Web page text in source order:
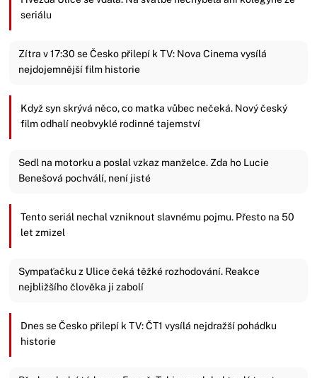
seriálu
Zítra v 17:30 se Česko přilepí k TV: Nova Cinema vysílá
nejdojemnější film historie
Když syn skrývá něco, co matka vůbec nečeká. Nový český
film odhalí neobvyklé rodinné tajemství
Sedl na motorku a poslal vzkaz manželce. Zda ho Lucie
Benešová pochválí, není jisté
Tento seriál nechal vzniknout slavnému pojmu. Přesto na 50
let zmizel
Sympaťačku z Ulice čeká těžké rozhodování. Reakce
nejbližšího člověka ji zabolí
Dnes se Česko přilepí k TV: ČT1 vysílá nejdražší pohádku
historie